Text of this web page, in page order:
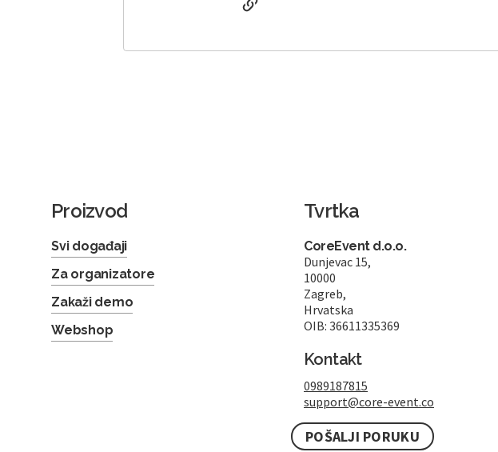
Proizvod
Svi događaji
Za organizatore
Zakaži demo
Webshop
Tvrtka
CoreEvent d.o.o.
Dunjevac 15,
10000
Zagreb,
Hrvatska
OIB: 36611335369
Kontakt
0989187815
support@core-event.co
POŠALJI PORUKU